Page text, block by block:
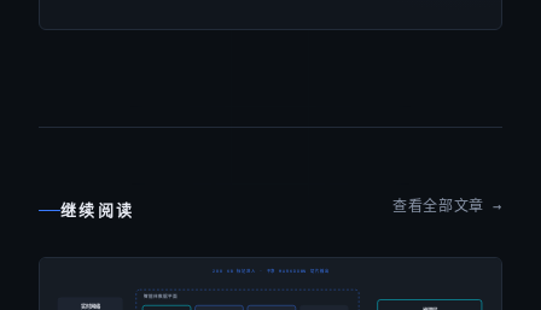
继续阅读 查看全部文章 →